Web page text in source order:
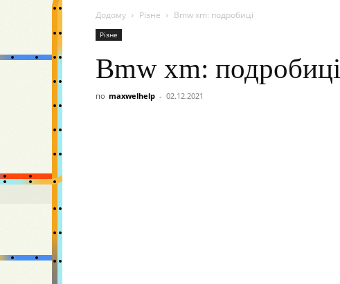
Додому Різне Bmw xm: подробиці
Різне
Bmw xm: подробиці
по maxwelhelp - 02.12.2021